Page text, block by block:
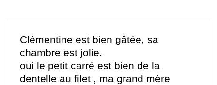
Clémentine est bien gâtée, sa
chambre est jolie.
oui le petit carré est bien de la
dentelle au filet , ma grand mère